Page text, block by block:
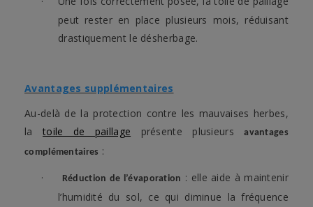
peut rester en place plusieurs mois, réduisant
drastiquement le désherbage.
Avantages supplémentaires
Au-delà de la protection contre les mauvaises herbes,
la toile de paillage présente plusieursavantages
complémentaires :
·
Réduction de l’évaporation : elle aide à maintenir
l’humidité du sol, ce qui diminue la fréquence